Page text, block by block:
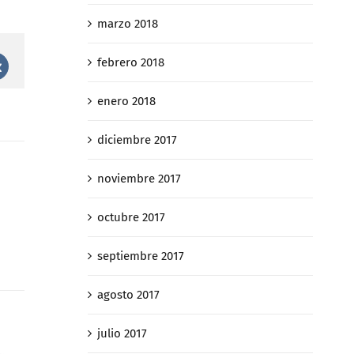
marzo 2018
febrero 2018
enero 2018
diciembre 2017
noviembre 2017
octubre 2017
septiembre 2017
agosto 2017
julio 2017